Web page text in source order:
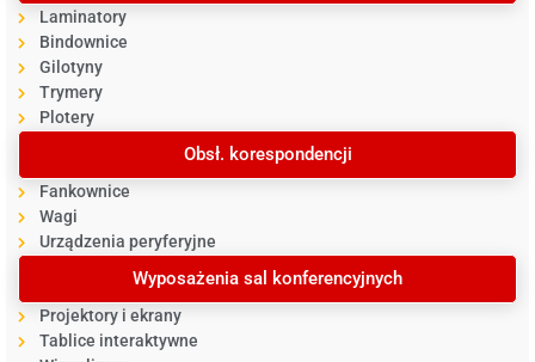
Laminatory
Bindownice
Gilotyny
Trymery
Plotery
Obsł. korespondencji
Fankownice
Wagi
Urządzenia peryferyjne
Wyposażenia sal konferencyjnych
Projektory i ekrany
Tablice interaktywne